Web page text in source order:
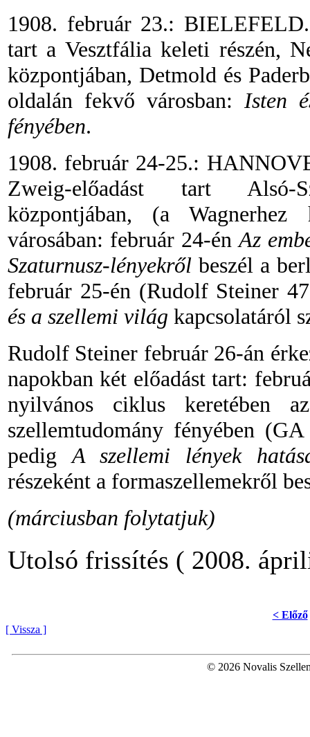
1908. február 23.:
tart a Vesztfália keleti részén,
központjában, Detmold és
oldalán fekvő városban: Isten
fényében.
1908. február 24-25.:
Zweig-előadást tart Alsó-
központjában, (a
városában: február 24-énAz
Szaturnusz-lényekről beszél a
február 25-én (Rudolf Steiner
és a szellemi világ kapcsolatáról
Rudolf Steiner február 26-án
napokban két előadást tart:
nyilvános ciklus keretében
szellemtudomány fényében
pedig A szellemi lények
részeként a formaszellemekről
(márciusban folytatjuk)
Utolsó frissítés ( 2008.
< Előző
[ Vissza ]
© 2026 Novalis